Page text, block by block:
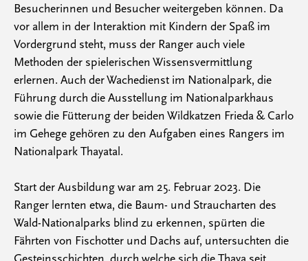
Besucherinnen und Besucher weitergeben können. Da
vor allem in der Interaktion mit Kindern der Spaß im
Vordergrund steht, muss der Ranger auch viele
Methoden der spielerischen Wissensvermittlung
erlernen. Auch der Wachedienst im Nationalpark, die
Führung durch die Ausstellung im Nationalparkhaus
sowie die Fütterung der beiden Wildkatzen Frieda & Carlo
im Gehege gehören zu den Aufgaben eines Rangers im
Nationalpark Thayatal.
Start der Ausbildung war am 25. Februar 2023. Die
Ranger lernten etwa, die Baum- und Straucharten des
Wald-Nationalparks blind zu erkennen, spürten die
Fährten von Fischotter und Dachs auf, untersuchten die